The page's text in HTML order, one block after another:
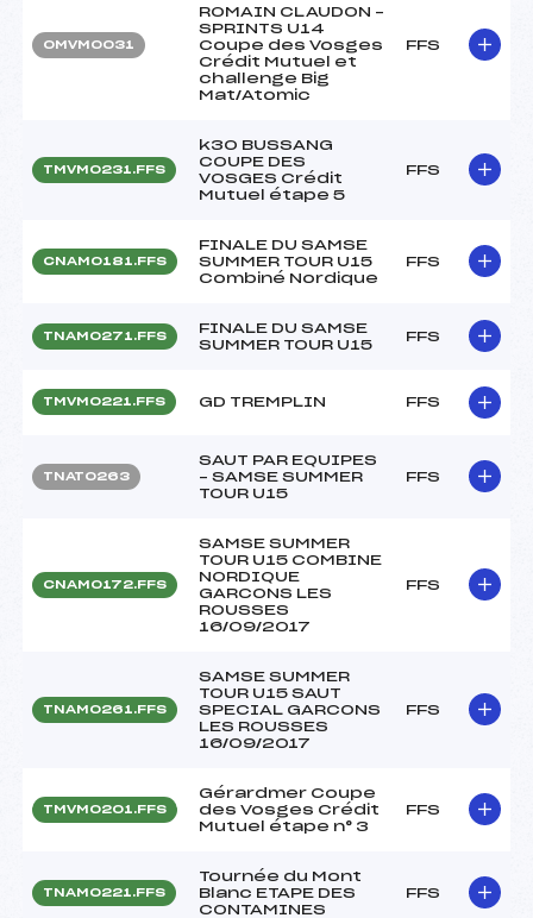
OMVM0031
ROMAIN CLAUDON –
SPRINTS U14
Coupe des Vosges
Crédit Mutuel et
challenge Big
Mat/Atomic
FFS
TMVM0231.FFS
k30 BUSSANG
COUPE DES
VOSGES Crédit
Mutuel étape 5
FFS
CNAM0181.FFS
FINALE DU SAMSE
SUMMER TOUR U15
Combiné Nordique
FFS
TNAM0271.FFS
FINALE DU SAMSE
SUMMER TOUR U15
FFS
TMVM0221.FFS GD TREMPLIN FFS
TNAT0263
SAUT PAR EQUIPES
– SAMSE SUMMER
TOUR U15
FFS
CNAM0172.FFS
SAMSE SUMMER
TOUR U15 COMBINE
NORDIQUE
GARCONS LES
ROUSSES
16/09/2017
FFS
TNAM0261.FFS
SAMSE SUMMER
TOUR U15 SAUT
SPECIAL GARCONS
LES ROUSSES
16/09/2017
FFS
TMVM0201.FFS
Gérardmer Coupe
des Vosges Crédit
Mutuel étape n° 3
FFS
TNAM0221.FFS
Tournée du Mont
Blanc ETAPE DES
CONTAMINES
FFS